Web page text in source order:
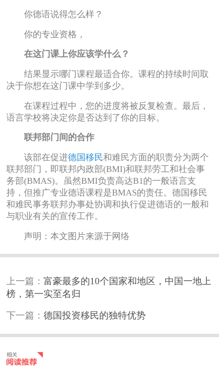
你德语说得怎么样？
你的专业资格，
在这门课上你应该学什么？
结果显示哪门课程最适合你。课程的持续时间取
决于你想在这门课中学到多少。
在课程过程中，您的进度将被反复检查。最后，
语言学校将决定你是否达到了你的目标。
联邦部门间的合作
该部在促进德国移民和难民方面的职责分为两个
联邦部门，即联邦内政部(BMI)和联邦劳工和社会事
务部(BMAS)。虽然BMI负责高达B1的一般语言支
持，但推广专业德语课程是BMAS的责任。德国移民
和难民事务联邦办事处协调和执行促进德语的一般和
与职业有关的宣传工作。
声明：本文图片来源于网络
上一篇：富豪最多的10个国家和地区，中国一地上
榜，第一实至名归
下一篇：德国投资移民的独特优势